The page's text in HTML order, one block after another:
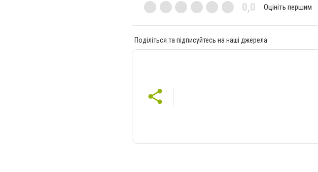
0,0 Оцініть першим
Поділіться та підписуйтесь на наші джерела